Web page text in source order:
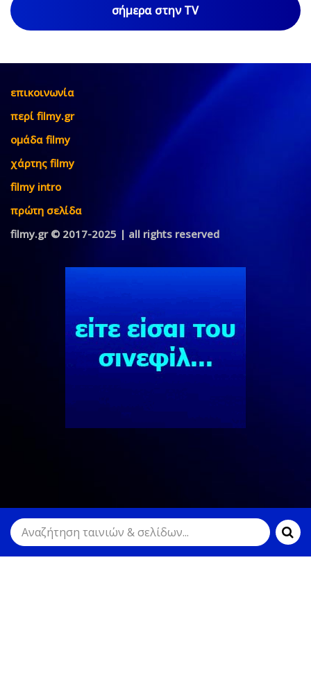
σήμερα στην TV
επικοινωνία
περί filmy.gr
ομάδα filmy
χάρτης filmy
filmy intro
πρώτη σελίδα
filmy.gr © 2017-2025 | all rights reserved